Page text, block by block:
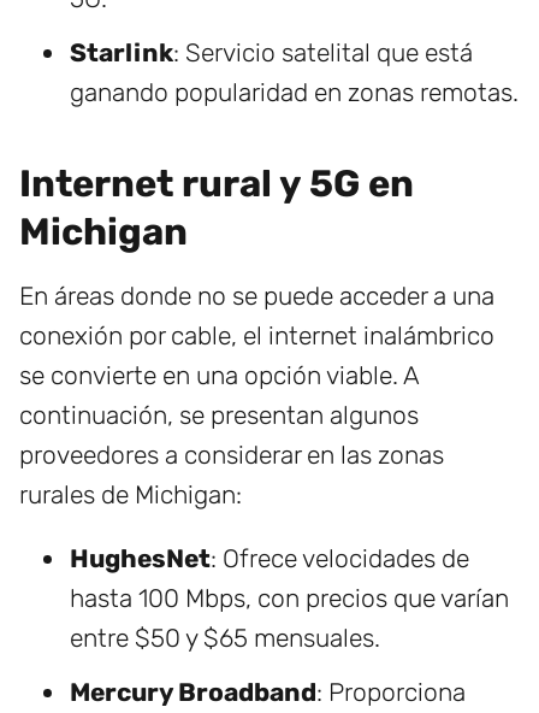
Starlink: Servicio satelital que está
ganando popularidad en zonas remotas.
Internet rural y 5G en
Michigan
En áreas donde no se puede acceder a una
conexión por cable, el internet inalámbrico
se convierte en una opción viable. A
continuación, se presentan algunos
proveedores a considerar en las zonas
rurales de Michigan:
HughesNet: Ofrece velocidades de
hasta 100 Mbps, con precios que varían
entre $50 y $65 mensuales.
Mercury Broadband: Proporciona